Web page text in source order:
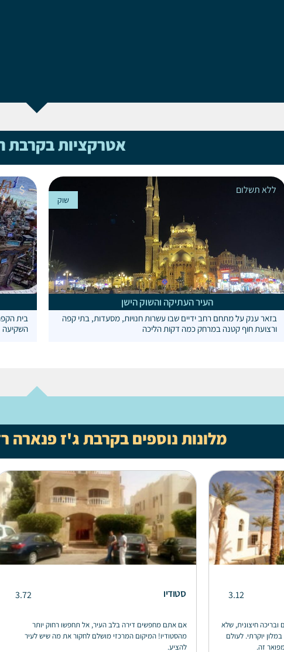
אטרקציות בקרבת
ללא תשלום
העיר העתיקה והשוק הישן
בזאר ענק על מתחם רחב ידיים שבו עשרות חנויות, מסעדות, בתי קפה
ורצועת חוף קטנה במרחק כמה דקות הליכה
שוק
בית
השקיעה
מלונות נוספים בקרבת ג'ז פנארה
3.12
ובריכה חיצונית, שלא
יוקרתי. לעולם
זה.
סטודיו 3.72
אם אתם מחפשים דירה בלב העיר, אל תחפשו רחוק יותר
מהסטודיו! המיקום המרכזי מושלם לחקור את מה שיש לעיר
להציע.